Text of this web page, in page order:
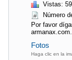
Vistas: 59
Número
Por favor
armanax.com.
Fotos
Haga clic en la